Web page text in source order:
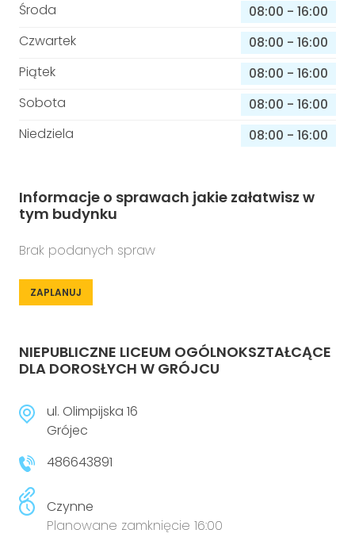
Środa
08:00 - 16:00
Czwartek
08:00 - 16:00
Piątek
08:00 - 16:00
Sobota
08:00 - 16:00
Niedziela
08:00 - 16:00
Informacje o sprawach jakie załatwisz w
tym budynku
Brak podanych spraw
ZAPLANUJ
NIEPUBLICZNE LICEUM OGÓLNOKSZTAŁCĄCE
DLA DOROSŁYCH W GRÓJCU
ul. Olimpijska 16
Grójec
486643891
Czynne
Planowane zamknięcie 16:00